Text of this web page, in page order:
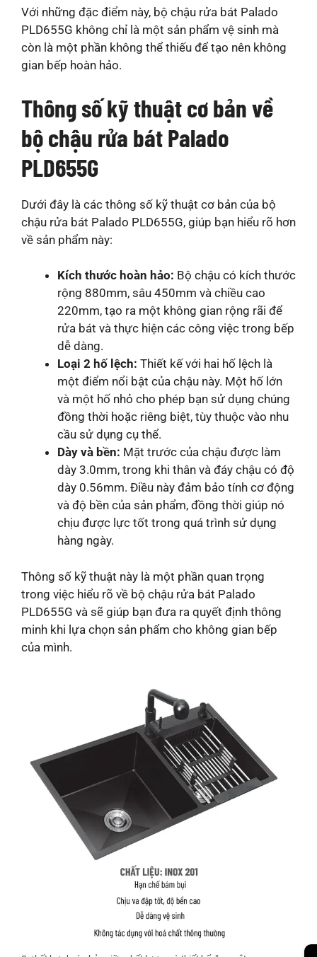
Với những đặc điểm này, bộ chậu rửa bát Palado
PLD655G không chỉ là một sản phẩm vệ sinh mà
còn là một phần không thể thiếu để tạo nên không
gian bếp hoàn hảo.
Thông số kỹ thuật cơ bản về
bộ chậu rửa bát Palado
PLD655G
Dưới đây là các thông số kỹ thuật cơ bản của bộ
chậu rửa bát Palado PLD655G, giúp bạn hiểu rõ hơn
về sản phẩm này:
Kích thước hoàn hảo: Bộ chậu có kích thước
rộng 880mm, sâu 450mm và chiều cao
220mm, tạo ra một không gian rộng rãi để
rửa bát và thực hiện các công việc trong bếp
dễ dàng.
Loại 2 hố lệch: Thiết kế với hai hố lệch là
một điểm nổi bật của chậu này. Một hố lớn
và một hố nhỏ cho phép bạn sử dụng chúng
đồng thời hoặc riêng biệt, tùy thuộc vào nhu
cầu sử dụng cụ thể.
Dày và bền: Mặt trước của chậu được làm
dày 3.0mm, trong khi thân và đáy chậu có độ
dày 0.56mm. Điều này đảm bảo tính cơ động
và độ bền của sản phẩm, đồng thời giúp nó
chịu được lực tốt trong quá trình sử dụng
hàng ngày.
Thông số kỹ thuật này là một phần quan trọng
trong việc hiểu rõ về bộ chậu rửa bát Palado
PLD655G và sẽ giúp bạn đưa ra quyết định thông
minh khi lựa chọn sản phẩm cho không gian bếp
của mình.